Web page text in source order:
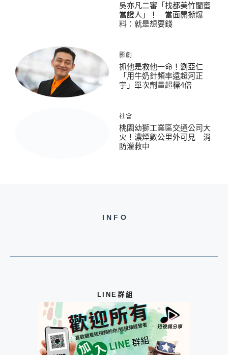
吳亦凡二審「找都美竹閨蜜
當證人」！ 當面開撕爆
料：就是想要錢
影劇
抓他是救他一命！劉亞仁
「用牛奶針頻率遠超河正
宇」單次劑量超標4倍
社會
桃園幼獅工業區交通公司大
火！濃煙數公里外可見 消
防灌救中
INFO
LINE群組